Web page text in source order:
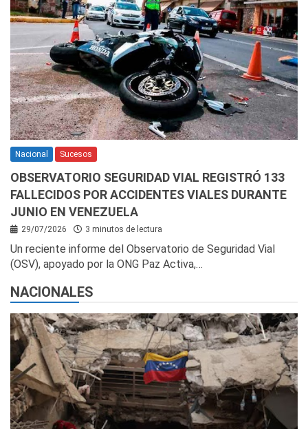
Nacional Sucesos
OBSERVATORIO SEGURIDAD VIAL REGISTRÓ 133
FALLECIDOS POR ACCIDENTES VIALES DURANTE
JUNIO EN VENEZUELA
29/07/2026 3 minutos de lectura
Un reciente informe del Observatorio de Seguridad Vial
(OSV), apoyado por la ONG Paz Activa,…
NACIONALES